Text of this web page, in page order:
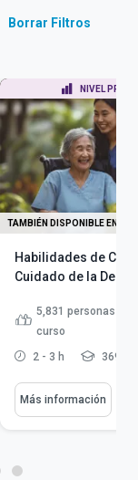
Borrar Filtros
NIVEL
TAMBIÉN DISPONIBLE EN
Habilidades de
Cuidado de la
5,831 personas les
curso
2 - 3 h
Más información